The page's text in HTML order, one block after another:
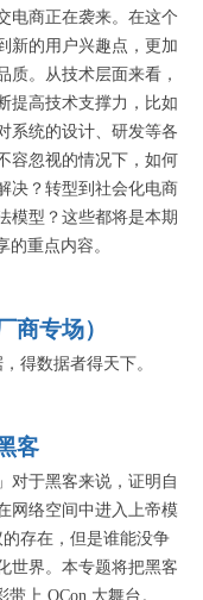
电商正在袭来。在这个
新的用户兴趣点，更加
质。从技术层面来看，
提高技术支撑力，比如
系统的设计、研发等各
容忽视的情况下，如何
决？转型到社会化电商
模型？这些都将是本期
重点内容。
商专场）
得数据者得天下。
客
对于黑客来说，证明自
网络空间中进入上帝模
存在，但是谁能没争
世界。本专题将把黑客
上 QCon 大舞台。